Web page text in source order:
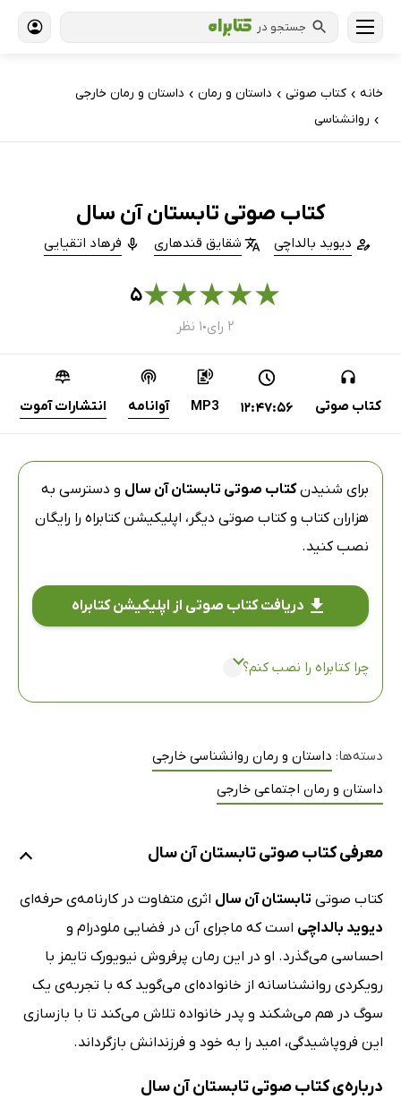
جستجو در
خانه › کتاب‌ صوتی › داستان و رمان › داستان و رمان خارجی
› روانشناسی
کتاب صوتی تابستان آن سال
دیوید بالداچی شقایق قندهاری فرهاد اتقیایی
★
★
★
★
★۵
۲ رای ● ۱ نظر
کتاب صوتی 12:47:56
MP3 آوانامه انتشارات آموت
برای شنیدنکتاب صوتی تابستان آن سال و دسترسی به
هزاران کتاب و کتاب صوتی دیگر، اپلیکیشن کتابراه را رایگان
نصب کنید.
دریافت کتاب صوتی از اپلیکیشن کتابراه
چرا کتابراه را نصب کنم؟
دسته‌ها: داستان و رمان روانشناسی خارجی
داستان و رمان اجتماعی خارجی
معرفی کتاب صوتی تابستان آن سال
کتاب صوتی تابستان آن سال اثری متفاوت در کارنامه‌ی حرفه‌ای
دیوید بالداچی است که ماجرای آن در فضایی ملودرام و
احساسی می‌گذرد. او در این رمان پرفروش نیویورک تایمز با
رویکردی روانشناسانه از خانواده‌ای می‌گوید که با تجربه‌ی یک
سوگ در هم می‌شکند و پدر خانواده تلاش می‌کند تا با بازسازی
این فروپاشیدگی، امید را به خود و فرزندانش بازگرداند.
درباره‌ی کتاب صوتی تابستان آن سال